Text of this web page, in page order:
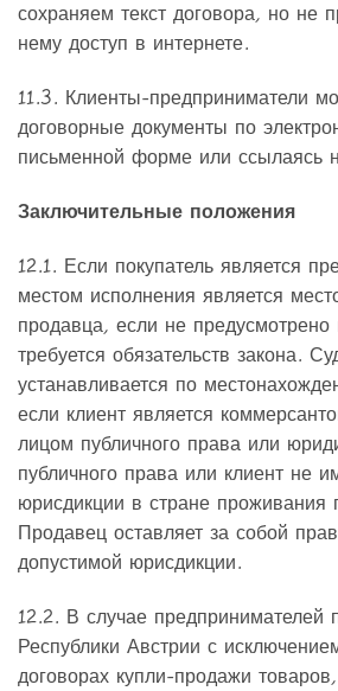
сохраняем текст договора, но не
нему доступ в интернете.
11.3. Клиенты-предприниматели
договорные документы по
письменной форме или ссылаясь
Заключительные положения
12.1. Если покупатель является
местом исполнения является
продавца, если не
требуется обязательств закона.
устанавливается по
если клиент является
лицом публичного права или
публичного права или клиент не
юрисдикции в стране проживания
Продавец оставляет за собой
допустимой юрисдикции.
12.2. В случае предпринимателей
Республики Австрии с
договорах купли-продажи